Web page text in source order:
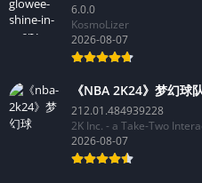
6.0.0
KosmoLizer
2026-08-07
《NBA 2K24》梦幻球
212.01.484939228
2K Inc. - a Take-Two
2026-08-07